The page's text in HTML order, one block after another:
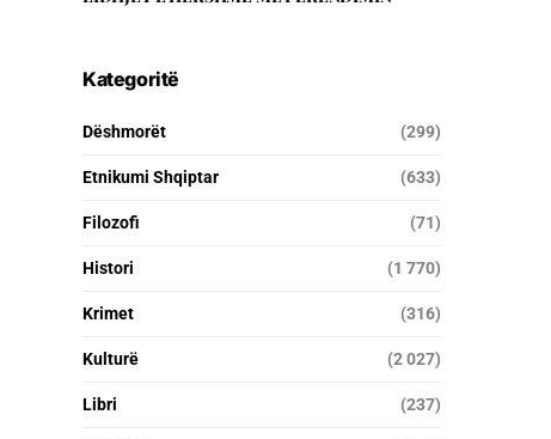
Kategoritë
Dëshmorët (299)
Etnikumi Shqiptar (633)
Filozofi (71)
Histori (1 770)
Krimet (316)
Kulturë (2 027)
Libri (237)